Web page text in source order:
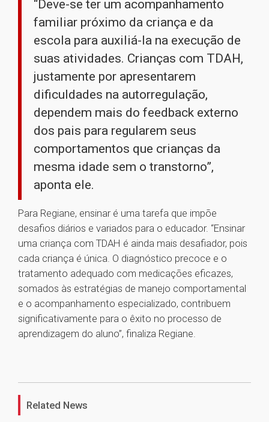
“Deve-se ter um acompanhamento
familiar próximo da criança e da
escola para auxiliá-la na execução de
suas atividades. Crianças com TDAH,
justamente por apresentarem
dificuldades na autorregulação,
dependem mais do feedback externo
dos pais para regularem seus
comportamentos que crianças da
mesma idade sem o transtorno”,
aponta ele.
Para Regiane, ensinar é uma tarefa que impõe
desafios diários e variados para o educador. “Ensinar
uma criança com TDAH é ainda mais desafiador, pois
cada criança é única. O diagnóstico precoce e o
tratamento adequado com medicações eficazes,
somados às estratégias de manejo comportamental
e o acompanhamento especializado, contribuem
significativamente para o êxito no processo de
aprendizagem do aluno”, finaliza Regiane.
Related News